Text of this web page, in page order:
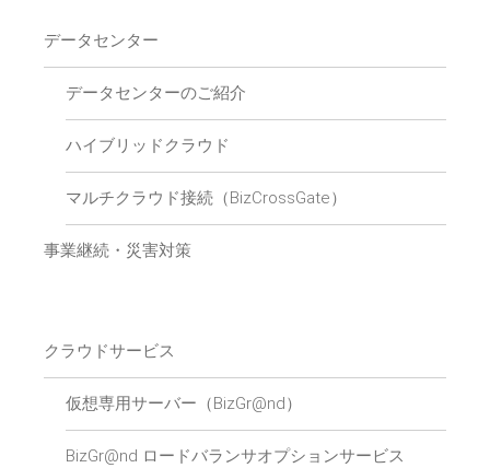
データセンター
データセンターのご紹介
ハイブリッドクラウド
マルチクラウド接続（BizCrossGate）
事業継続・災害対策
クラウドサービス
仮想専用サーバー（BizGr@nd）
BizGr@nd ロードバランサオプションサービス